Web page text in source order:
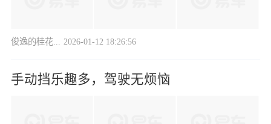
俊逸的桂花... 2026-01-12 18:26:56
手动挡乐趣多，驾驶无烦恼